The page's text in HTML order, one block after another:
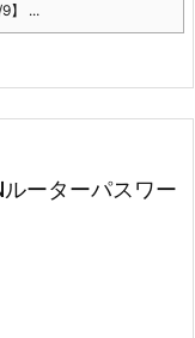
】 ...
ーターパスワー